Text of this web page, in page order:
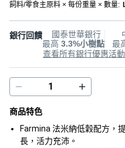
飼料/零食主原料 × 每份重量 × 數量:
銀行回饋
國泰世華銀行
最高 3.3%小樹點
最
查看所有銀行優惠活動
商品特色
Farmina 法米納低穀配方，
長，活力充沛。